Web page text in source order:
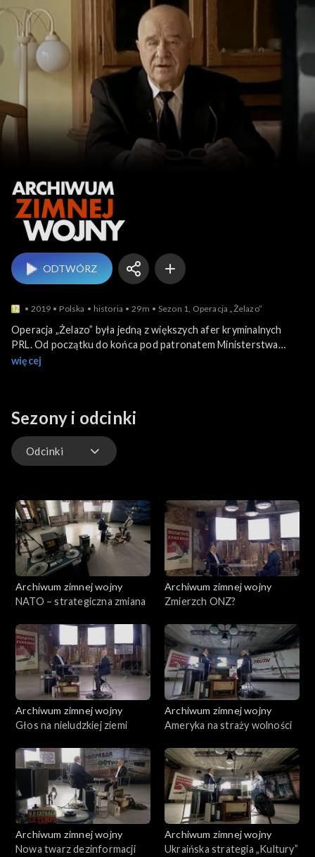
Archiwum zimnej wojny
ODTWÓRZ
2019 Polska historia 29m Sezon 1, Operacja „Żelazo”
Operacja „Żelazo” była jedną z większych afer kryminalnych
PRL. Od początku do końca pod patronatem Ministerstwa
Spraw Wewnętrznych. Napady rabunkowe, kradzieże, nawet
Jerzy Morawski, filmowiec, autor dokumentu i książki „Złota
afera”, oraz badacze czarnych stron historii PRL – Witold
Bagieński, Władysław Bułhak, Krzysztof Madej.
więcej
Sezony i odcinki
Odcinki
Archiwum zimnej wojny
NATO – strategiczna zmiana
Archiwum zimnej wojny
Zmierzch ONZ?
Archiwum zimnej wojny
Głos na nieludzkiej ziemi
Archiwum zimnej wojny
Ameryka na straży wolności
Archiwum zimnej wojny
Nowa twarz dezinformacji
Archiwum zimnej wojny
Ukraińska strategia „Kultury”